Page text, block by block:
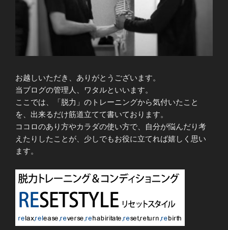
お越しいただき、ありがとうございます。
当ブログの管理人、ワタルといいます。
ここでは、「脱力」のトレーニングから気付いたこと
を、出来るだけ筋道立てて書いております。
ココロのあり方やカラダの使い方で、自分が悩んだり考
えたりしたことが、少しでもお役に立てれば嬉しく思い
ます。